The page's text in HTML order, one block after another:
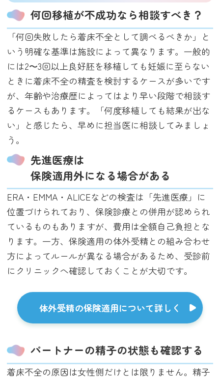
何回移植が不成功なら相談すべき？
「何回失敗したら着床不全として調べるべきか」と
いう明確な基準は施設によって異なります。一般的
には2〜3回以上良好胚を移植しても妊娠に至らない
ときに着床不全の精査を検討するケースが多いです
が、年齢や治療歴によってはより早い段階で相談す
るケースもあります。「何度移植しても結果が出な
い」と感じたら、早めに担当医に相談してみましょ
う。
先進医療は
保険適用外になる場合がある
ERA・EMMA・ALICEなどの検査は「先進医療」に
位置づけられており、保険診療との併用が認められ
ているものもありますが、費用は全額自己負担とな
ります。一方、保険適用の体外受精との組み合わせ
方によってルールが異なる場合があるため、受診前
にクリニックへ確認しておくことが大切です。
体外受精の保険適用について詳しく
パートナーの精子の状態も確認する
着床不全の原因は女性側だけとは限りません。精子